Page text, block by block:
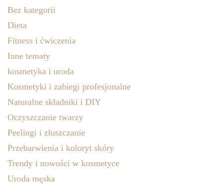
Bez kategorii
Dieta
Fitness i ćwiczenia
Inne tematy
kosmetyka i uroda
Kosmetyki i zabiegi profesjonalne
Naturalne składniki i DIY
Oczyszczanie twarzy
Peelingi i złuszczanie
Przebarwienia i koloryt skóry
Trendy i nowości w kosmetyce
Uroda męska